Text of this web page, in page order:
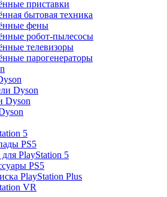
приставки
бытовая техника
фены
робот-пылесосы
телевизоры
парогенераторы
Dyson
Dyson
5
PS5
PlayStation 5
PS5
PlayStation Plus
VR